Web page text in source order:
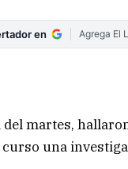
en Agrega El
del martes,
una